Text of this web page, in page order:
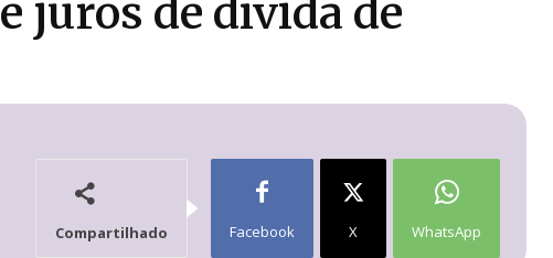
juros de dívida de
Compartilhado Facebook X WhatsApp